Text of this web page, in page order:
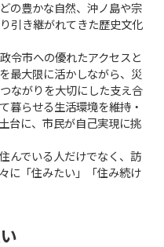
の豊かな自然、沖ノ島や宗
引き継がれてきた歴史文化
令市への優れたアクセスと
最大限に活かしながら、災
ながりを大切にした支え合
暮らせる生活環境を維持・
台に、市民が自己実現に挑
んでいる人だけでなく、訪
に「住みたい」「住み続け